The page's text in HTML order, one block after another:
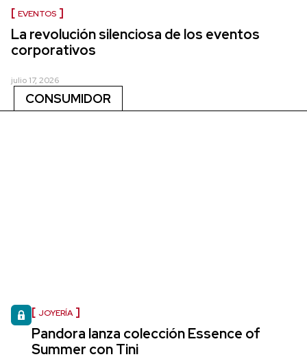
EVENTOS
La revolución silenciosa de los eventos
corporativos
julio 17, 2026
CONSUMIDOR
JOYERÍA
Pandora lanza colección Essence of
Summer con Tini